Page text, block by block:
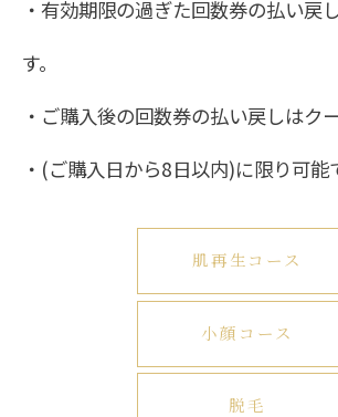
・有効期限の過ぎた回数券の払い戻
す。
・ご購入後の回数券の払い戻しはク
・(ご購入日から8日以内)に限り可能
肌再生コース
小顔コース
脱毛